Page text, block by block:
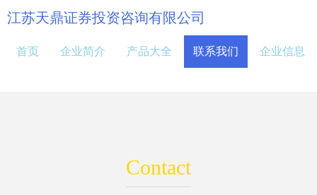
江苏天鼎证券投资咨询有限公司
首页 企业简介 产品大全 联系我们 企业信息
Contact